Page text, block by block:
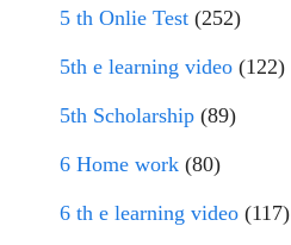
5 th Onlie Test (252)
5th e learning video (122)
5th Scholarship (89)
6 Home work (80)
6 th e learning video (117)